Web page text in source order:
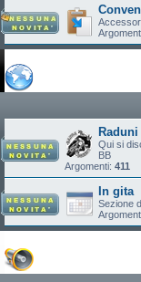
Qui si
BB
Argomenti: 411
In gita
Sezione